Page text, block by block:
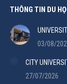
THÔNG TIN DU
03/08/
CITY
27/07/2026